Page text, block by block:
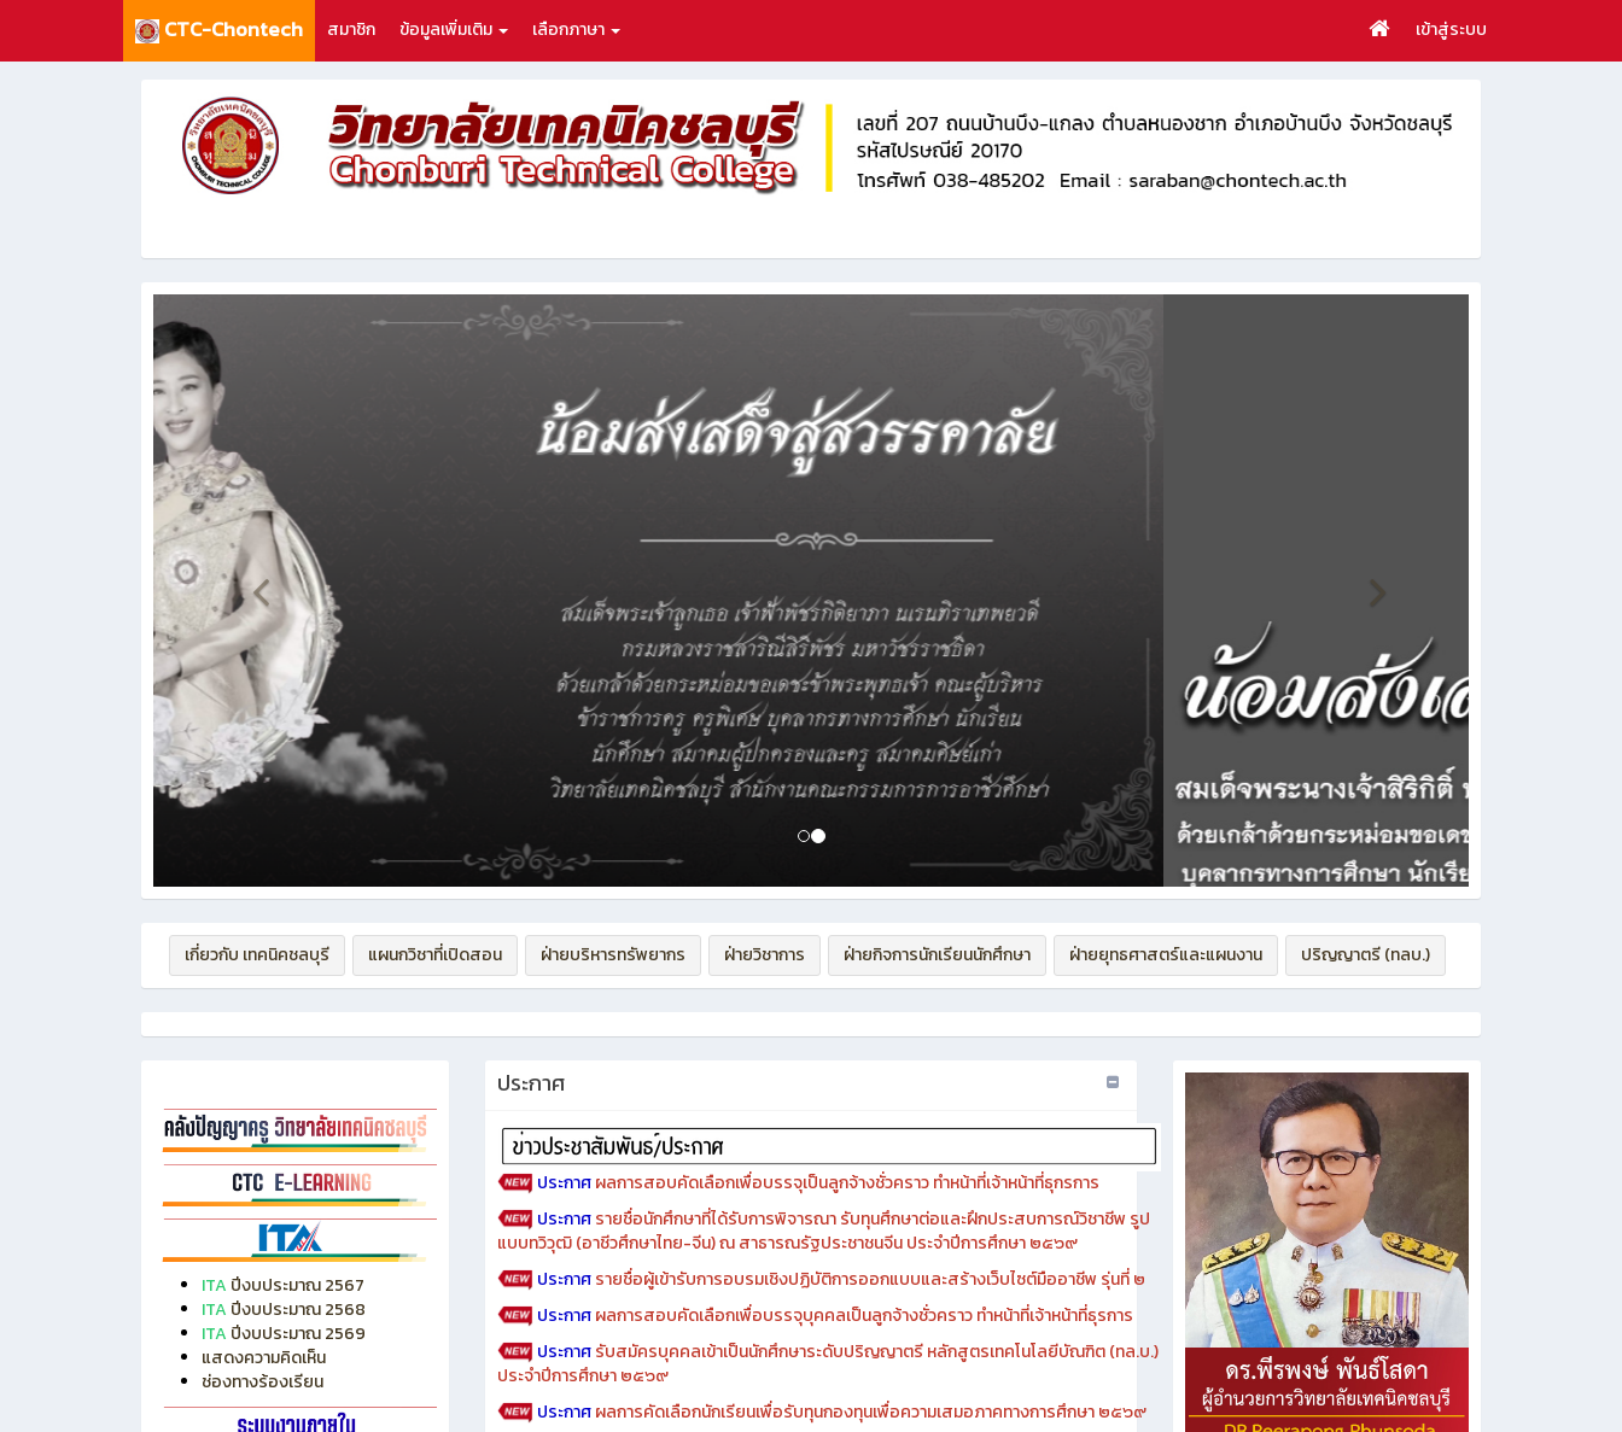
CTC-Chontech สมาชิก ข้อมูลเพิ่มเติม เลือกภาษา เข้าสู่ระบบ
ITAปีงบประมาณ 2567
ITAปีงบประมาณ 2568
ประกาศ
ประกาศผลการสอบคัดเลือกเพื่อบรรจุเป็นลูกจ้างชั่วคราว ทำหน้าที่เจ้าหน้าที่ธุกรการ
ประกาศรายชื่อนักศึกษาที่ได้รับการพิจารณา รับทุนศึกษาต่อและฝึกประสบการณ์วิชาชีพ รูป
แบบทวิวุฒิ (อาชีวศึกษาไทย-จีน) ณ สาธารณรัฐประชาชนจีน ประจำปีการศึกษา ๒๕๖๙
ประกาศรายชื่อผู้เข้ารับการอบรมเชิงปฏิบัติการออกแบบและสร้างเว็บไซต์มืออาชีพ รุ่นที่ ๒
ประกาศผลการสอบคัดเลือกเพื่อบรรจุบุคคลเป็นลูกจ้างชั่วคราว ทำหน้าที่เจ้าหน้าที่ธุรการ